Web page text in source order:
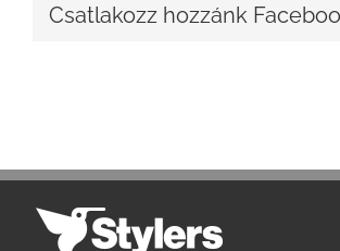
Csatlakozz hozzánk